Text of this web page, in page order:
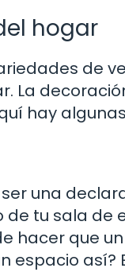
hogar
de
La
hay
una
tu sala de
hacer que
espacio así?